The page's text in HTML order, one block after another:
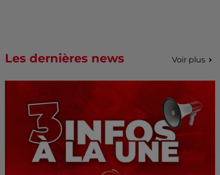
Les dernières news Voir plus